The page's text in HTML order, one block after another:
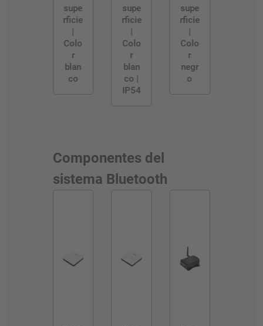
supe
rficie
|
Colo
r
blan
co
supe
rficie
|
Colo
r
blan
co |
IP54
supe
rficie
|
Colo
r
negr
o
Componentes del
sistema Bluetooth